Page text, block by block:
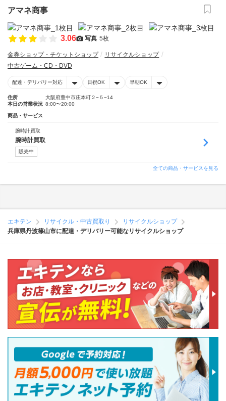
アマネ商事
3.06 写真 5枚
金券ショップ・チケットショップ
リサイクルショップ
中古ゲーム・CD・DVD
配達・デリバリー対応 日祝OK 早朝OK
住所
大阪府豊中市庄本町２−５−14
本日の営業状況 8:00〜20:00
商品・サービス
腕時計買取
腕時計買取
販売中
全ての商品・サービスを見る
エキテン リサイクル・中古買取り
リサイクルショップ
兵庫県丹波篠山市に配達・デリバリー可能なリサイクルショップ